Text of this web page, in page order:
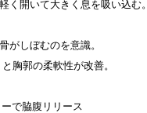
く開いて大きく息を吸い込む。
がしぼむのを意識。
胸郭の柔軟性が改善。
で脇腹リリース